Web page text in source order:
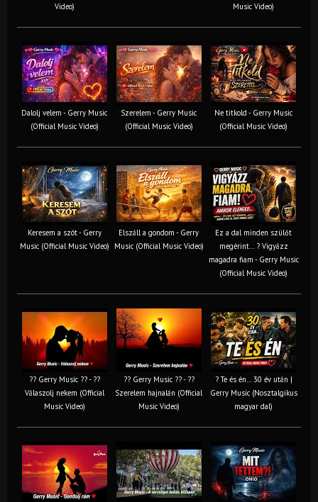
Video)
Music Video)
Dalolj velem - Gerry Music
(Official Music Video)
Szerelem - Gerry Music
(Official Music Video)
Ne titkold - Gerry Music
(Official Music Video)
Keresem a szót - Gerry
Music (Official Music Video)
Elszáll a gondom - Gerry
Music (Official Music Video)
Ez a dal minden szülőt
megérint… ? Vigyázz
magadra fiam - Gerry Music
(Official Music Video)
?? Gerry Music ?? - ??
Válaszolj nekem (Official
Music Video)
?? Gerry Music ?? - ??
Szerelem hajnalán (Official
Music Video)
? Te és én… 30 év után |
Gerry Music (Nosztalgikus
magyar dal)